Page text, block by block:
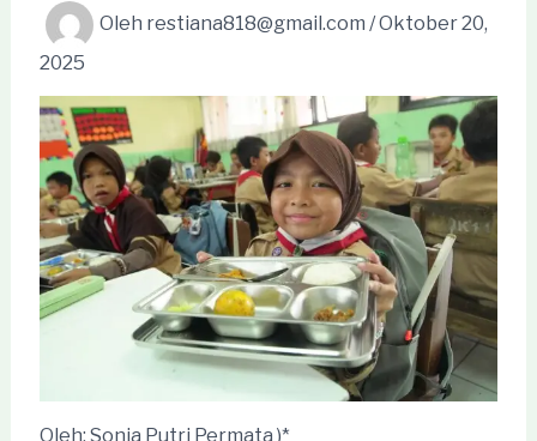
Oleh restiana818@gmail.com /Oktober 20,
2025
Oleh: Sonia Putri Permata )*